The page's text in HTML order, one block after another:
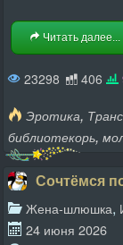
Читать далее...
23298 406
Эротика,
библиотекорь,
Сочтёмся
Жена-шлюшка,
24 июня 2026